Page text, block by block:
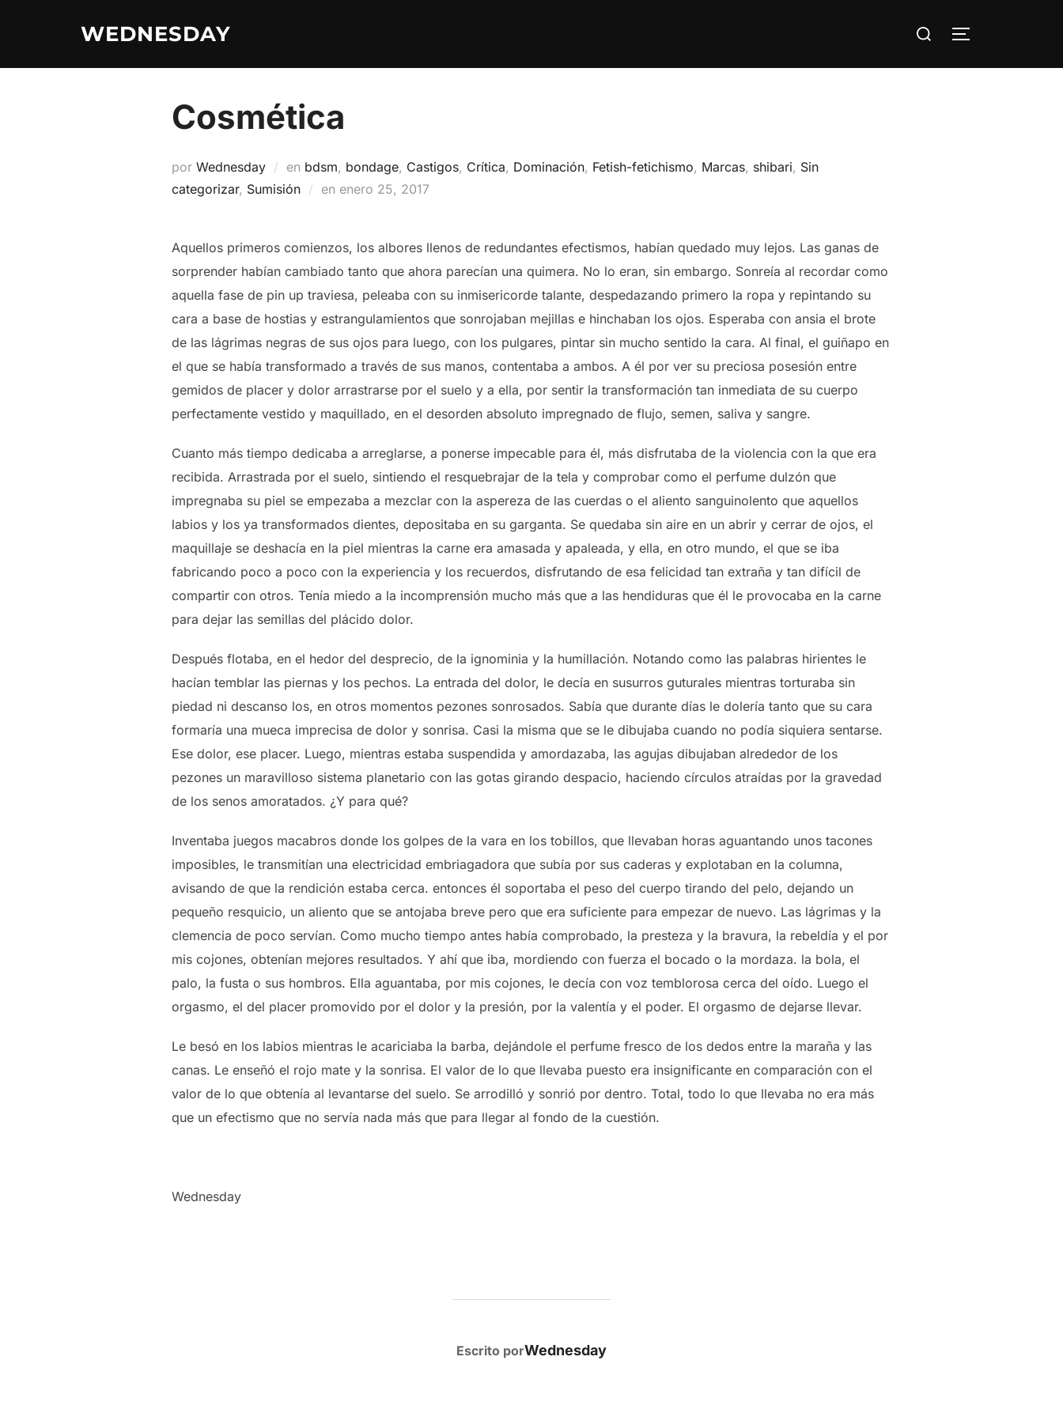
WEDNESDAY
Buscar:
ALTERNAR
Cosmética
por Wednesday en bdsm, bondage, Castigos, Crítica, Dominación, Fetish-fetichismo, Marcas, shibari, Sin
categorizar, Sumisión en Publicado
enero 25, 2017
Aquellos primeros comienzos, los albores llenos de redundantes efectismos, habían quedado muy lejos. Las ganas de
sorprender habían cambiado tanto que ahora parecían una quimera. No lo eran, sin embargo. Sonreía al recordar como
aquella fase de pin up traviesa, peleaba con su inmisericorde talante, despedazando primero la ropa y repintando su
cara a base de hostias y estrangulamientos que sonrojaban mejillas e hinchaban los ojos. Esperaba con ansia el brote
de las lágrimas negras de sus ojos para luego, con los pulgares, pintar sin mucho sentido la cara. Al final, el guiñapo en
el que se había transformado a través de sus manos, contentaba a ambos. A él por ver su preciosa posesión entre
gemidos de placer y dolor arrastrarse por el suelo y a ella, por sentir la transformación tan inmediata de su cuerpo
perfectamente vestido y maquillado, en el desorden absoluto impregnado de flujo, semen, saliva y sangre.
Cuanto más tiempo dedicaba a arreglarse, a ponerse impecable para él, más disfrutaba de la violencia con la que era
recibida. Arrastrada por el suelo, sintiendo el resquebrajar de la tela y comprobar como el perfume dulzón que
impregnaba su piel se empezaba a mezclar con la aspereza de las cuerdas o el aliento sanguinolento que aquellos
labios y los ya transformados dientes, depositaba en su garganta. Se quedaba sin aire en un abrir y cerrar de ojos, el
maquillaje se deshacía en la piel mientras la carne era amasada y apaleada, y ella, en otro mundo, el que se iba
fabricando poco a poco con la experiencia y los recuerdos, disfrutando de esa felicidad tan extraña y tan difícil de
compartir con otros. Tenía miedo a la incomprensión mucho más que a las hendiduras que él le provocaba en la carne
para dejar las semillas del plácido dolor.
Después flotaba, en el hedor del desprecio, de la ignominia y la humillación. Notando como las palabras hirientes le
hacían temblar las piernas y los pechos. La entrada del dolor, le decía en susurros guturales mientras torturaba sin
piedad ni descanso los, en otros momentos pezones sonrosados. Sabía que durante días le dolería tanto que su cara
formaría una mueca imprecisa de dolor y sonrisa. Casi la misma que se le dibujaba cuando no podía siquiera sentarse.
Ese dolor, ese placer. Luego, mientras estaba suspendida y amordazaba, las agujas dibujaban alrededor de los
pezones un maravilloso sistema planetario con las gotas girando despacio, haciendo círculos atraídas por la gravedad
de los senos amoratados. ¿Y para qué?
Inventaba juegos macabros donde los golpes de la vara en los tobillos, que llevaban horas aguantando unos tacones
imposibles, le transmitían una electricidad embriagadora que subía por sus caderas y explotaban en la columna,
avisando de que la rendición estaba cerca. entonces él soportaba el peso del cuerpo tirando del pelo, dejando un
pequeño resquicio, un aliento que se antojaba breve pero que era suficiente para empezar de nuevo. Las lágrimas y la
clemencia de poco servían. Como mucho tiempo antes había comprobado, la presteza y la bravura, la rebeldía y el por
mis cojones, obtenían mejores resultados. Y ahí que iba, mordiendo con fuerza el bocado o la mordaza. la bola, el
palo, la fusta o sus hombros. Ella aguantaba, por mis cojones, le decía con voz temblorosa cerca del oído. Luego el
orgasmo, el del placer promovido por el dolor y la presión, por la valentía y el poder. El orgasmo de dejarse llevar.
Le besó en los labios mientras le acariciaba la barba, dejándole el perfume fresco de los dedos entre la maraña y las
canas. Le enseñó el rojo mate y la sonrisa. El valor de lo que llevaba puesto era insignificante en comparación con el
valor de lo que obtenía al levantarse del suelo. Se arrodilló y sonrió por dentro. Total, todo lo que llevaba no era más
que un efectismo que no servía nada más que para llegar al fondo de la cuestión.
Wednesday
AUTOR DE LA PUBLICACIÓN
Escrito porWednesday